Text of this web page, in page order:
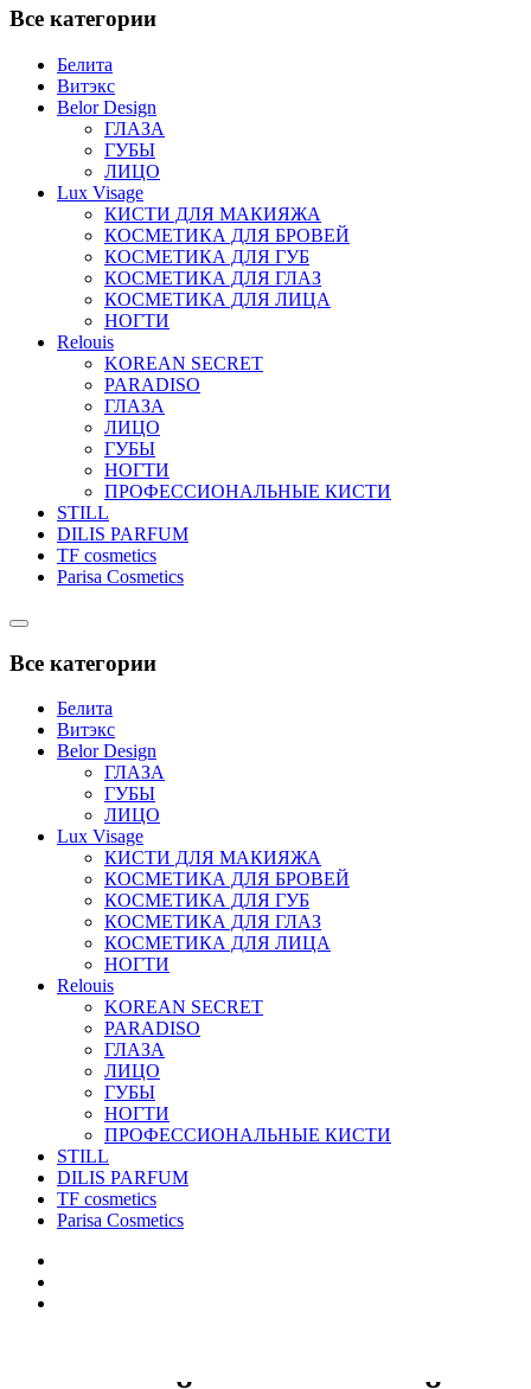
Все категории
Белита
Витэкс
Belor Design
ГЛАЗА
ГУБЫ
ЛИЦО
Lux Visage
КИСТИ ДЛЯ МАКИЯЖА
КОСМЕТИКА ДЛЯ БРОВЕЙ
КОСМЕТИКА ДЛЯ ГУБ
КОСМЕТИКА ДЛЯ ГЛАЗ
КОСМЕТИКА ДЛЯ ЛИЦА
НОГТИ
Relouis
KOREAN SECRET
PARADISO
ГЛАЗА
ЛИЦО
ГУБЫ
НОГТИ
ПРОФЕССИОНАЛЬНЫЕ КИСТИ
STILL
DILIS PARFUM
TF cosmetics
Parisa Cosmetics
Catalog
Все категории
Белита
Витэкс
Belor Design
ГЛАЗА
ГУБЫ
ЛИЦО
Lux Visage
КИСТИ ДЛЯ МАКИЯЖА
КОСМЕТИКА ДЛЯ БРОВЕЙ
КОСМЕТИКА ДЛЯ ГУБ
КОСМЕТИКА ДЛЯ ГЛАЗ
КОСМЕТИКА ДЛЯ ЛИЦА
НОГТИ
Relouis
KOREAN SECRET
PARADISO
ГЛАЗА
ЛИЦО
ГУБЫ
НОГТИ
ПРОФЕССИОНАЛЬНЫЕ КИСТИ
STILL
DILIS PARFUM
TF cosmetics
Parisa Cosmetics